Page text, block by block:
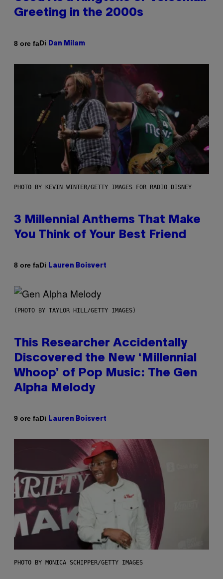
Greeting in the 2000s
8 ore faDi Dan Milam
PHOTO BY KEVIN WINTER/GETTY IMAGES FOR RADIO DISNEY
3 Millennial Anthems That Make
You Think of Your Best Friend
8 ore faDi Lauren Boisvert
(PHOTO BY TAYLOR HILL/GETTY IMAGES)
This Researcher Accidentally
Discovered the New ‘Millennial
Whoop’ of Pop Music: The Gen
Alpha Melody
9 ore faDi Lauren Boisvert
PHOTO BY MONICA SCHIPPER/GETTY IMAGES